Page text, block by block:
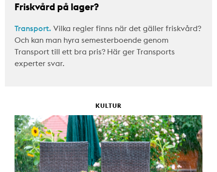
Friskvård på lager?
Transport. Vilka regler finns när det gäller friskvård?
Och kan man hyra semesterboende genom
Transport till ett bra pris? Här ger Transports
experter svar.
KULTUR